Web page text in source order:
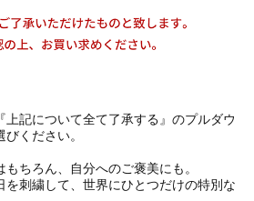
記について全て了承する』のプルダウ
ください。
ちろん、自分へのご褒美にも。
を刺繍して、世界にひとつだけの特別な